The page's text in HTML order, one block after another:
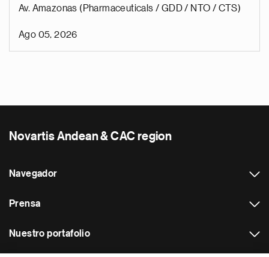
Av. Amazonas (Pharmaceuticals / GDD / NTO / CTS)
Ago 05, 2026
Novartis Andean & CAC region
Navegador
Prensa
Nuestro portafolio